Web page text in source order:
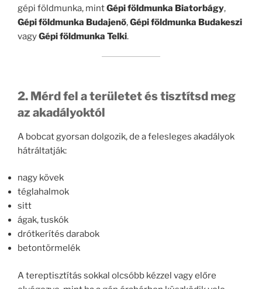
gépi földmunka, mintGépi földmunka Biatorbágy,
Gépi földmunka Budajenő,Gépi földmunka Budakeszi
vagyGépi földmunka Telki.
2. Mérd fel a területet és tisztítsd meg
az akadályoktól
A bobcat gyorsan dolgozik, de a felesleges akadályok
hátráltatják:
nagy kövek
téglahalmok
sitt
ágak, tuskók
drótkerítés darabok
betontörmelék
A tereptisztítás sokkal olcsóbb kézzel vagy előre